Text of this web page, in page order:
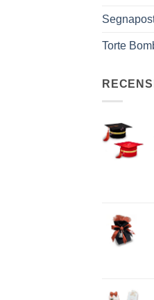
Torte